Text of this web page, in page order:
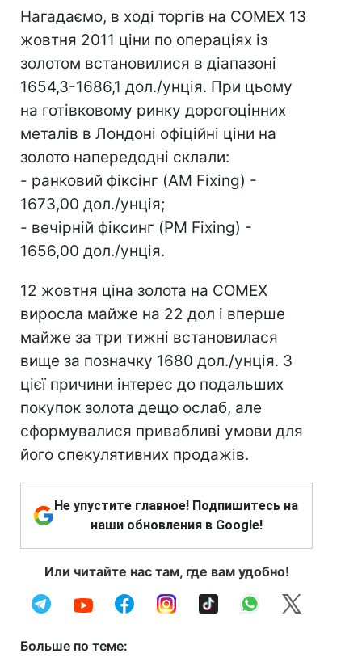
Нагадаємо, в ході торгів на COMEX 13
жовтня 2011 ціни по операціях із
золотом встановилися в діапазоні
1654,3-1686,1 дол./унція. При цьому
на готівковому ринку дорогоцінних
металів в Лондоні офіційні ціни на
золото напередодні склали:
- ранковий фіксінг (AM Fixing) -
1673,00 дол./унція;
- вечірній фіксинг (PM Fixing) -
1656,00 дол./унція.
12 жовтня ціна золота на COMEX
виросла майже на 22 дол і вперше
майже за три тижні встановилася
вище за позначку 1680 дол./унція. З
цієї причини інтерес до подальших
покупок золота дещо ослаб, але
сформувалися привабливі умови для
його спекулятивних продажів.
Не упустите главное! Подпишитесь на
наши обновления в Google!
Или читайте нас там, где вам удобно!
Больше по теме: